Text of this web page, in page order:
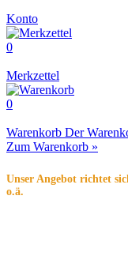
Konto
0
Merkzettel
0
Warenkorb Der
Zum Warenkorb »
Unser Angebot richtet
o.ä.